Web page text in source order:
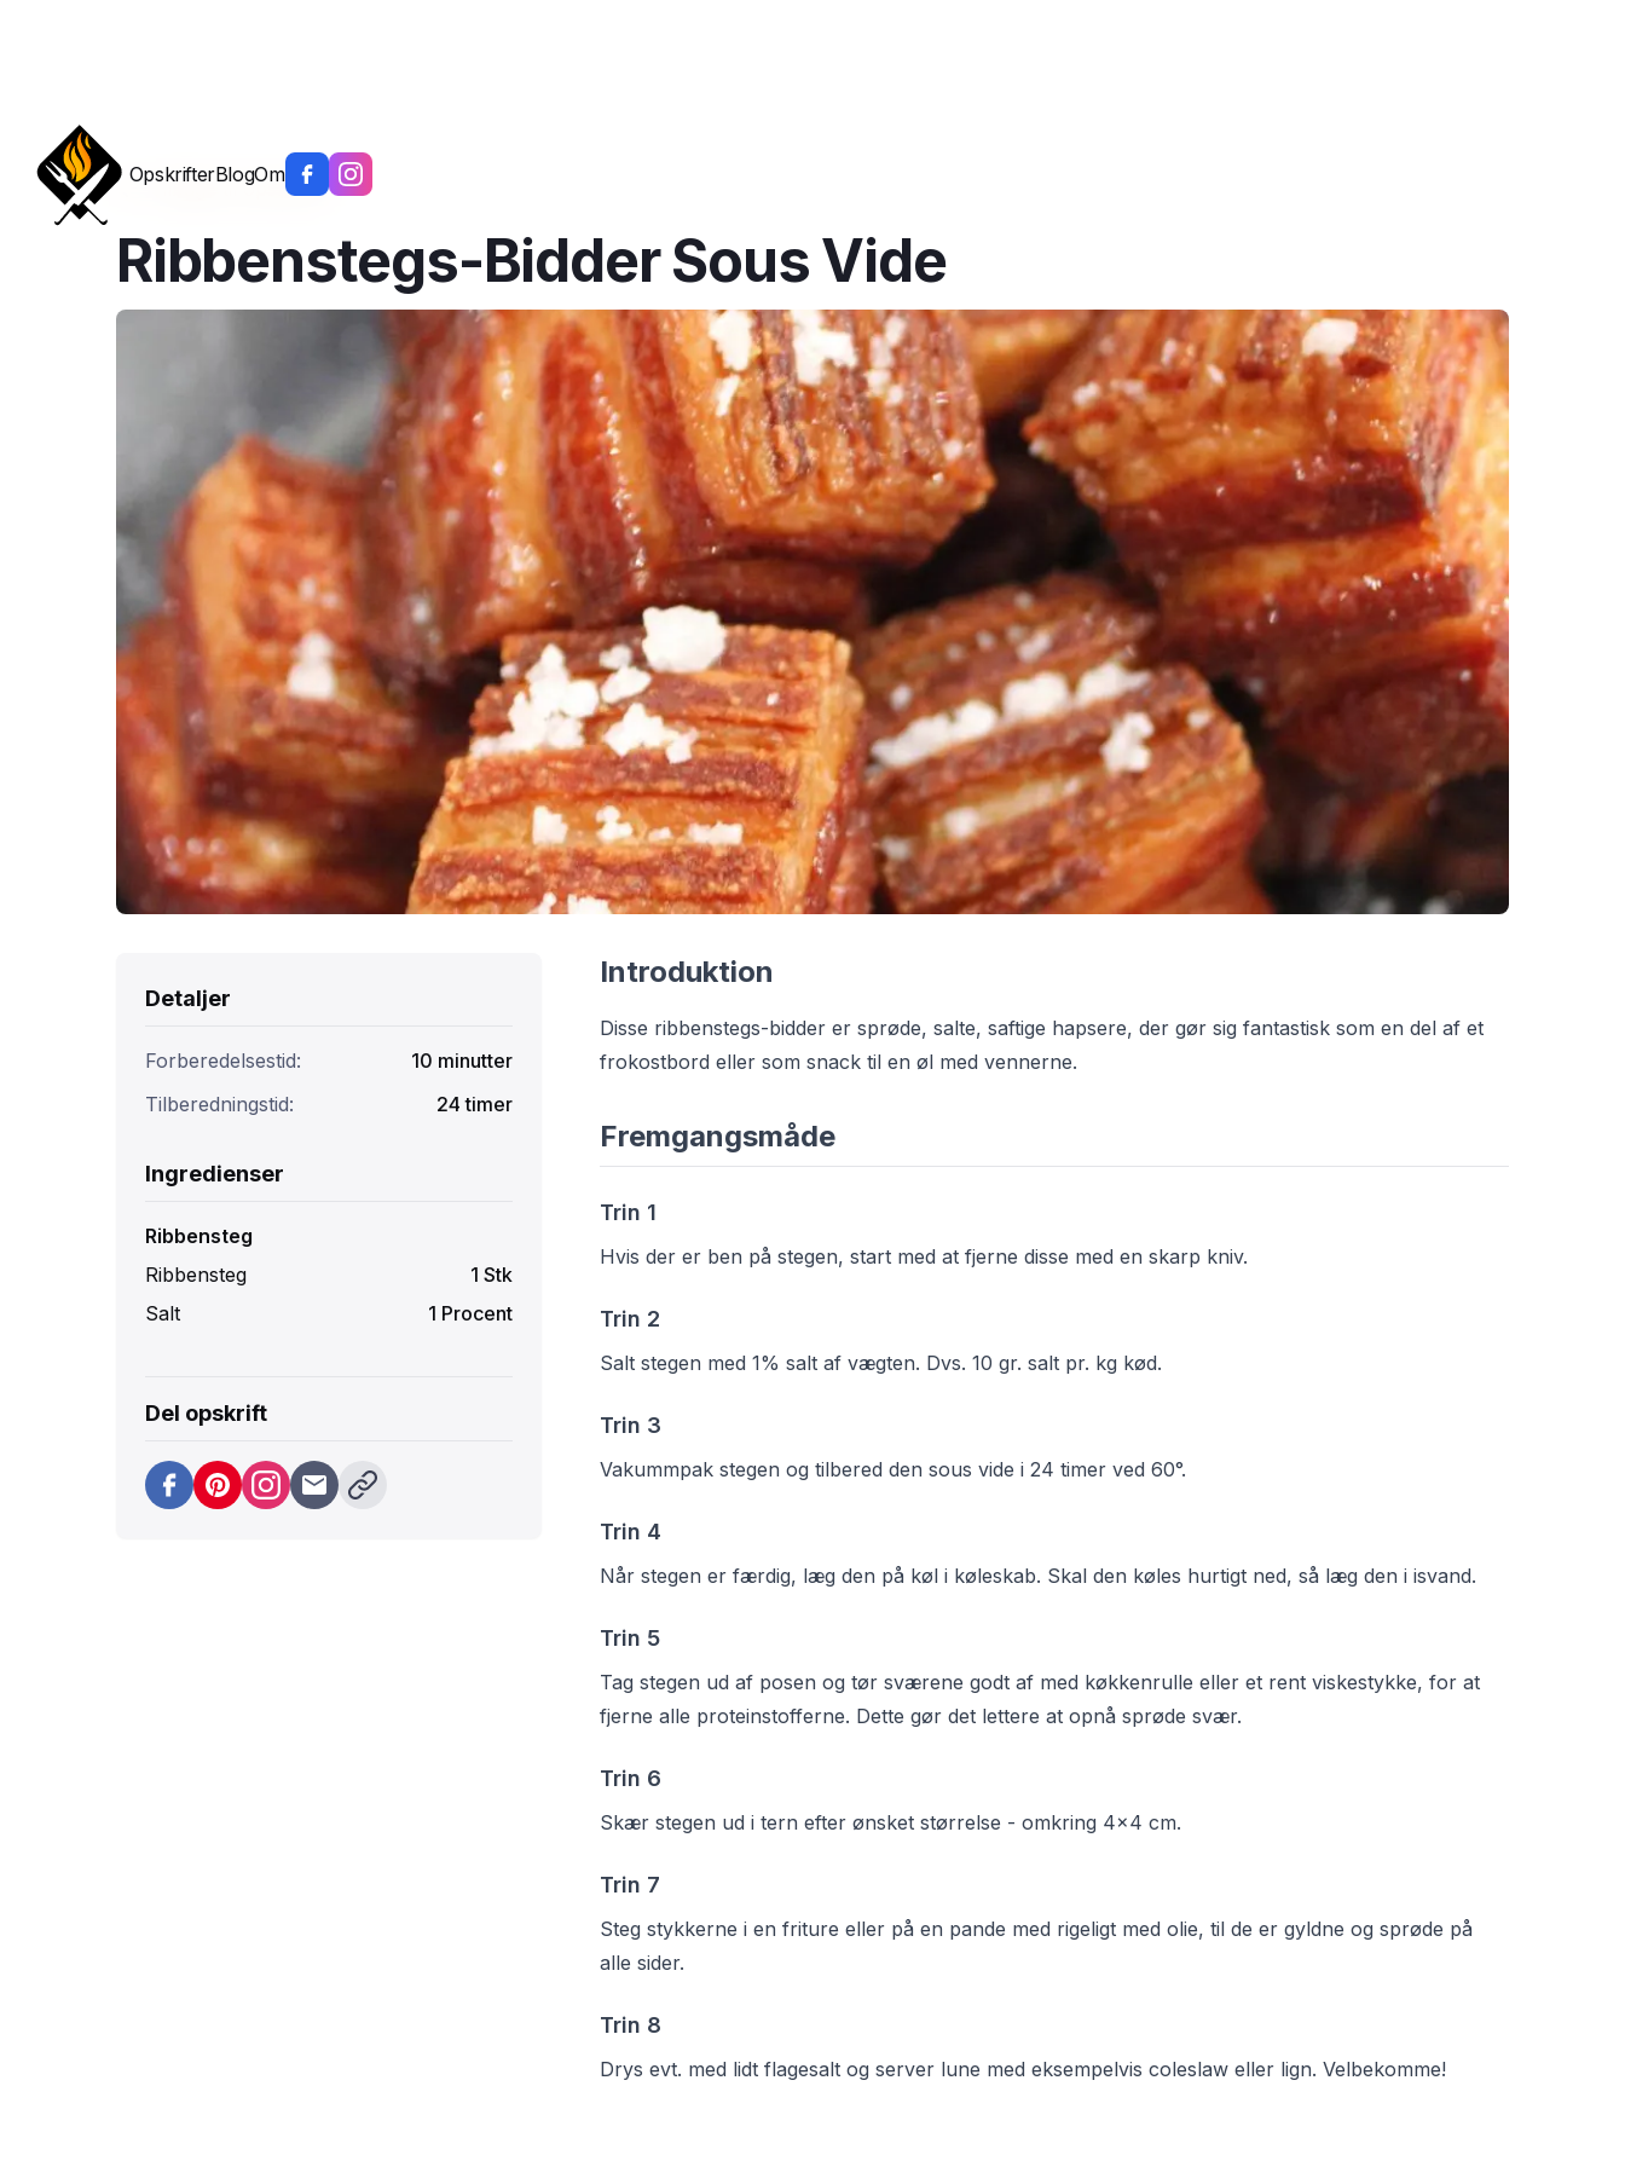
OpskrifterBlogOm
Tilbage til opskrifter
Ribbenstegs-Bidder Sous Vide
Detaljer
Forberedelsestid: 10 minutter
Tilberedningstid:
24 timer
Ingredienser
Ribbensteg
Ribbensteg
1 Stk
Salt
1 Procent
Del opskrift
Introduktion
Disse ribbenstegs-bidder er sprøde, salte, saftige hapsere, der gør sig fantastisk som en del af et
frokostbord eller som snack til en øl med vennerne.
Fremgangsmåde
Trin 1
Hvis der er ben på stegen, start med at fjerne disse med en skarp kniv.
Trin 2
Salt stegen med 1% salt af vægten. Dvs. 10 gr. salt pr. kg kød.
Trin 3
Vakummpak stegen og tilbered den sous vide i 24 timer ved 60°.
Trin 4
Når stegen er færdig, læg den på køl i køleskab. Skal den køles hurtigt ned, så læg den i isvand.
Trin 5
Tag stegen ud af posen og tør sværene godt af med køkkenrulle eller et rent viskestykke, for at
fjerne alle proteinstofferne. Dette gør det lettere at opnå sprøde svær.
Trin 6
Skær stegen ud i tern efter ønsket størrelse - omkring 4x4 cm.
Trin 7
Steg stykkerne i en friture eller på en pande med rigeligt med olie, til de er gyldne og sprøde på
alle sider.
Trin 8
Drys evt. med lidt flagesalt og server lune med eksempelvis coleslaw eller lign. Velbekomme!